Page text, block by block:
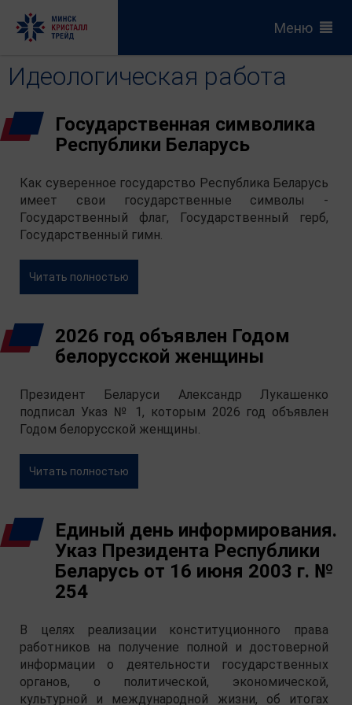
Меню
Идеологическая работа
Государственная символика
Республики Беларусь
Как суверенное государство Республика Беларусь
имеет свои государственные символы -
Государственный флаг, Государственный герб,
Государственный гимн.
Читать полностью
2026 год объявлен Годом
белорусской женщины
Президент Беларуси Александр Лукашенко
подписал Указ № 1, которым 2026 год объявлен
Годом белорусской женщины.
Читать полностью
Единый день информирования.
Указ Президента Республики
Беларусь от 16 июня 2003 г. №
254
В целях реализации конституционного права
работников на получение полной и достоверной
информации о деятельности государственных
органов, о политической, экономической,
культурной и международной жизни, об итогах